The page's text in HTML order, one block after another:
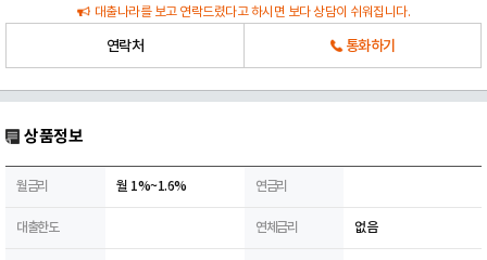
대출나라를 보고 연락드렸다고 하시면 보다 상담이 쉬워집니다.
연락처 통화하기
상품정보
월금리 월 1%~1.6% 연금리
대출한도 연체금리 없음